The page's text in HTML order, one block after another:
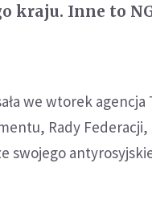
kraju. Inne to
we wtorek agencja
Rady
swojego